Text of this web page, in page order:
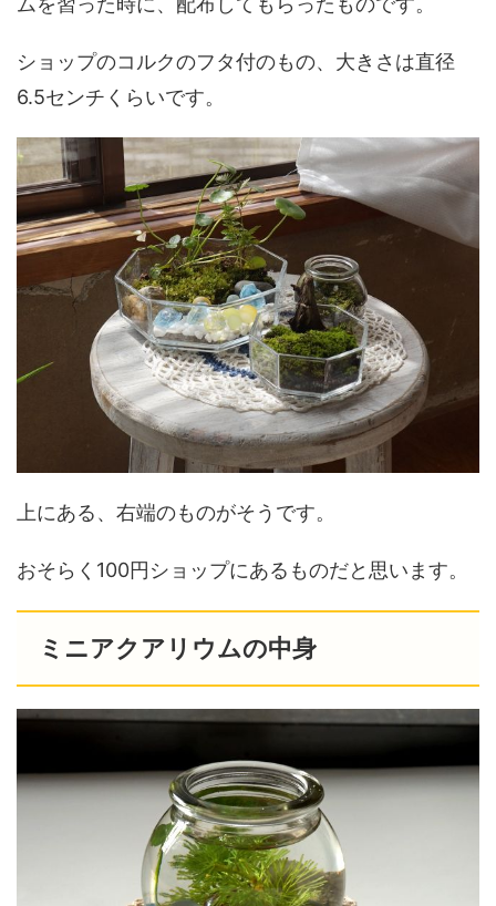
ショップのコルクのフタ付のもの、大きさは直径
6.5センチくらいです。
上にある、右端のものがそうです。
おそらく100円ショップにあるものだと思います。
ミニアクアリウムの中身